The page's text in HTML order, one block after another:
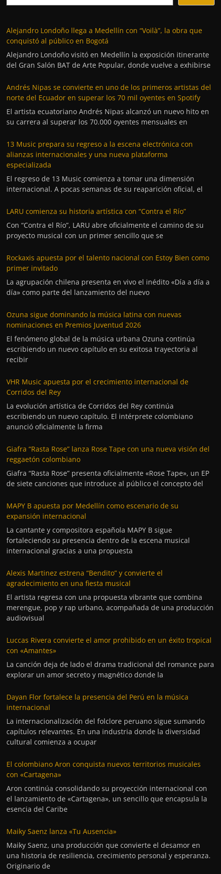
Alejandro Londoño llega a Medellín con “Voilà”, la obra que
conquistó al público en Bogotá
Alejandro Londoño visitó en Medellín la exposición itinerante
del Gran Salón BAT de Arte Popular, donde vuelve a exhibirse
Andrés Nipas se convierte en uno de los primeros artistas del
norte del Ecuador en superar los 70 mil oyentes en Spotify
El artista ecuatoriano Andrés Nipas alcanzó un nuevo hito en
su carrera al superar los 70.000 oyentes mensuales en
13 Music prepara su regreso a la escena electrónica con
alianzas internacionales y una nueva plataforma
especializada
El regreso de 13 Music comienza a tomar una dimensión
internacional. A pocas semanas de su reaparición oficial, el
LARU comienza su historia artística con “Contra el Río”
Con “Contra el Río”, LARU abre oficialmente el camino de su
proyecto musical con un primer sencillo que se
Rockaxis apuesta por el talento nacional con Estoy Bien como
primer invitado
La agrupación chilena presenta en vivo el inédito «Día a día a
día» como parte del lanzamiento del nuevo
Ozuna sigue dominando la música latina con nuevas
nominaciones en Premios Juventud 2026
El fenómeno global de la música urbana Ozuna continúa
escribiendo un nuevo capítulo en su exitosa trayectoria al
recibir
VHR Music apuesta por el crecimiento internacional de
Corridos del Rey
La evolución artística de Corridos del Rey continúa
escribiendo un nuevo capítulo. El intérprete colombiano
anunció oficialmente la firma
Giafra “Rasta Rose” lanza Rose Tape con una nueva visión del
reggaetón colombiano
Giafra “Rasta Rose” presenta oficialmente «Rose Tape», un EP
de siete canciones que introduce al público el concepto del
MAPY B apuesta por Medellín como escenario de su
expansión internacional
La cantante y compositora española MAPY B sigue
fortaleciendo su presencia dentro de la escena musical
internacional gracias a una propuesta
Alexis Martinez estrena “Bendito” y convierte el
agradecimiento en una fiesta musical
El artista regresa con una propuesta vibrante que combina
merengue, pop y rap urbano, acompañada de una producción
audiovisual
Luccas Rivera convierte el amor prohibido en un éxito tropical
con «Amantes»
La canción deja de lado el drama tradicional del romance para
explorar un amor secreto y magnético donde la
Dayan Flor fortalece la presencia del Perú en la música
internacional
La internacionalización del folclore peruano sigue sumando
capítulos relevantes. En una industria donde la diversidad
cultural comienza a ocupar
El colombiano Aron conquista nuevos territorios musicales
con «Cartagena»
Aron continúa consolidando su proyección internacional con
el lanzamiento de «Cartagena», un sencillo que encapsula la
esencia del Caribe
Maiky Saenz lanza «Tu Ausencia»
Maiky Saenz, una producción que convierte el desamor en
una historia de resiliencia, crecimiento personal y esperanza.
Originario de